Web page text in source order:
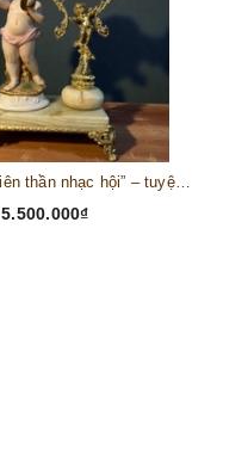
🎺 Đồng hồ “thiên thần nhạc hội” – tuyệt mỹ phẩm trang trí phong cách hoàng gia 🎼
5.500.000₫